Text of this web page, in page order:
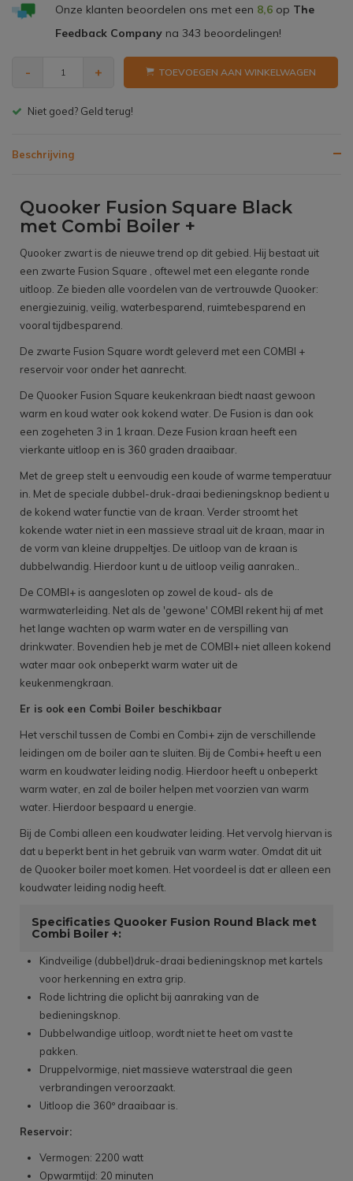
Onze klanten beoordelen ons met een 8,6op The
Feedback Companyna 343 beoordelingen!
- + TOEVOEGEN AAN WINKELWAGEN
Gratis bezorgen v.a. € 150,- (NL)
Beschrijving
Quooker Fusion Square Black
met Combi Boiler +
Quooker zwart is de nieuwe trend op dit gebied. Hij bestaat uit
een zwarte Fusion Square , oftewel met een elegante ronde
uitloop. Ze bieden alle voordelen van de vertrouwde Quooker:
energiezuinig, veilig, waterbesparend, ruimtebesparend en
vooral tijdbesparend.
De zwarte Fusion Square wordt geleverd met een COMBI +
reservoir voor onder het aanrecht.
De Quooker Fusion Square keukenkraan biedt naast gewoon
warm en koud water ook kokend water. De Fusion is dan ook
een zogeheten 3 in 1 kraan. Deze Fusion kraan heeft een
vierkante uitloop en is 360 graden draaibaar.
Met de greep stelt u eenvoudig een koude of warme temperatuur
in. Met de speciale dubbel-druk-draai bedieningsknop bedient u
de kokend water functie van de kraan. Verder stroomt het
kokende water niet in een massieve straal uit de kraan, maar in
de vorm van kleine druppeltjes. De uitloop van de kraan is
dubbelwandig. Hierdoor kunt u de uitloop veilig aanraken..
De COMBI+ is aangesloten op zowel de koud- als de
warmwaterleiding. Net als de 'gewone' COMBI rekent hij af met
het lange wachten op warm water en de verspilling van
drinkwater. Bovendien heb je met de COMBI+ niet alleen kokend
water maar ook onbeperkt warm water uit de
keukenmengkraan.
Er is ook een Combi Boiler beschikbaar
Het verschil tussen de Combi en Combi+ zijn de verschillende
leidingen om de boiler aan te sluiten. Bij de Combi+ heeft u een
warm en koudwater leiding nodig. Hierdoor heeft u onbeperkt
warm water, en zal de boiler helpen met voorzien van warm
water. Hierdoor bespaard u energie.
Bij de Combi alleen een koudwater leiding. Het vervolg hiervan is
dat u beperkt bent in het gebruik van warm water. Omdat dit uit
de Quooker boiler moet komen. Het voordeel is dat er alleen een
koudwater leiding nodig heeft.
Specificaties Quooker Fusion Round Black met
Combi Boiler +:
Kindveilige (dubbel)druk-draai bedieningsknop met kartels
voor herkenning en extra grip.
Rode lichtring die oplicht bij aanraking van de
bedieningsknop.
Dubbelwandige uitloop, wordt niet te heet om vast te
pakken.
Druppelvormige, niet massieve waterstraal die geen
verbrandingen veroorzaakt.
Uitloop die 360º draaibaar is.
Reservoir:
Vermogen: 2200 watt
Opwarmtijd: 20 minuten